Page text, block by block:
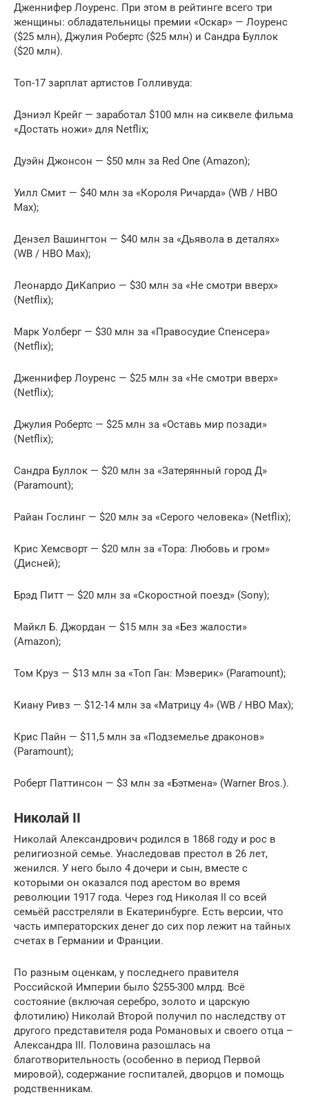
Дженнифер Лоуренс. При этом в рейтинге всего три
женщины: обладательницы премии «Оскар» — Лоуренс
($25 млн), Джулия Робертс ($25 млн) и Сандра Буллок
($20 млн).
Топ-17 зарплат артистов Голливуда:
Дэниэл Крейг — заработал $100 млн на сиквеле фильма
«Достать ножи» для Netflix;
Дуэйн Джонсон — $50 млн за Red One (Amazon);
Уилл Смит — $40 млн за «Короля Ричарда» (WB / HBO
Max);
Дензел Вашингтон — $40 млн за «Дьявола в деталях»
(WB / HBO Max);
Леонардо ДиКаприо — $30 млн за «Не смотри вверх»
(Netflix);
Марк Уолберг — $30 млн за «Правосудие Спенсера»
(Netflix);
Дженнифер Лоуренс — $25 млн за «Не смотри вверх»
(Netflix);
Джулия Робертс — $25 млн за «Оставь мир позади»
(Netflix);
Сандра Буллок — $20 млн за «Затерянный город Д»
(Paramount);
Райан Гослинг — $20 млн за «Серого человека» (Netflix);
Крис Хемсворт — $20 млн за «Тора: Любовь и гром»
(Дисней);
Брэд Питт — $20 млн за «Скоростной поезд» (Sony);
Майкл Б. Джордан — $15 млн за «Без жалости»
(Amazon);
Том Круз — $13 млн за «Топ Ган: Мэверик» (Paramount);
Киану Ривз — $12-14 млн за «Матрицу 4» (WB / HBO Max);
Крис Пайн — $11,5 млн за «Подземелье драконов»
(Paramount);
Роберт Паттинсон — $3 млн за «Бэтмена» (Warner Bros.).
Николай II
Николай Александрович родился в 1868 году и рос в
религиозной семье. Унаследовав престол в 26 лет,
женился. У него было 4 дочери и сын, вместе с
которыми он оказался под арестом во время
революции 1917 года. Через год Николая II со всей
семьёй расстреляли в Екатеринбурге. Есть версии, что
часть императорских денег до сих пор лежит на тайных
счетах в Германии и Франции.
По разным оценкам, у последнего правителя
Российской Империи было $255-300 млрд. Всё
состояние (включая серебро, золото и царскую
флотилию) Николай Второй получил по наследству от
другого представителя рода Романовых и своего отца –
Александра III. Половина разошлась на
благотворительность (особенно в период Первой
мировой), содержание госпиталей, дворцов и помощь
родственникам.